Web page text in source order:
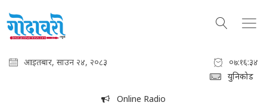
आइतबार, साउन २४, २०८३
०७:१६:३५
युनिकोड
Online Radio